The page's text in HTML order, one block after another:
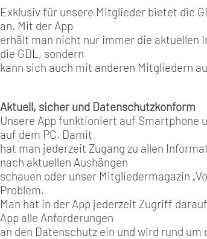
Exklusiv für unsere Mitglieder bietet die
an. Mit der App
erhält man nicht nur immer die aktuellen
die GDL, sondern
kann sich auch mit anderen Mitgliedern
Aktuell, sicher und Datenschutzkonform
Unsere App funktioniert auf Smartphone
auf dem PC. Damit
hat man jederzeit Zugang zu allen
nach aktuellen Aushängen
schauen oder unser Mitgliedermagazin
Problem.
Man hat in der App jederzeit Zugriff
App alle Anforderungen
an den Datenschutz ein und wird rund um